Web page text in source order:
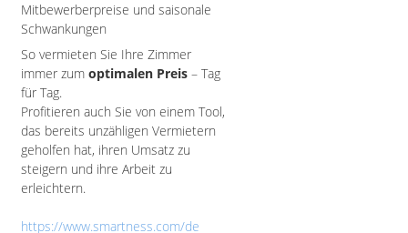
Mitbewerberpreise und saisonale
Schwankungen
So vermieten Sie Ihre Zimmer
immer zum optimalen Preis – Tag
für Tag.
Profitieren auch Sie von einem Tool,
das bereits unzähligen Vermietern
geholfen hat, ihren Umsatz zu
steigern und ihre Arbeit zu
erleichtern.
https://www.smartness.com/de